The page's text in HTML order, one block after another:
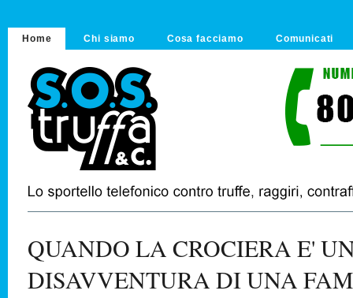
Home Chi siamo Cosa facciamo Comunicati
QUANDO LA CROCIERA E'
DISAVVENTURA DI UNA